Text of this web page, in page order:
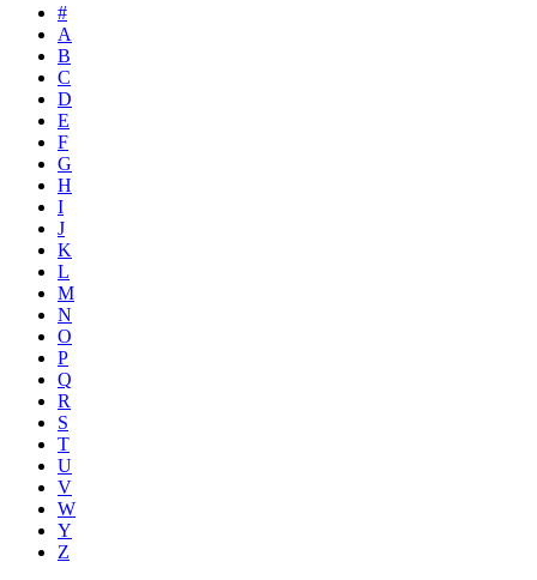
#
A
B
C
D
E
F
G
H
I
J
K
L
M
N
O
P
Q
R
S
T
U
V
W
Y
Z